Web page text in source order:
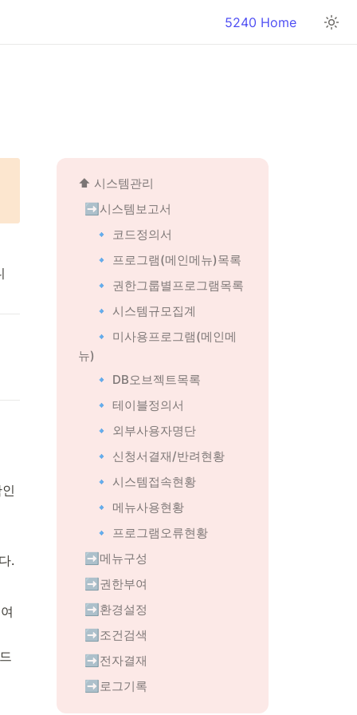
5240 Home
.
⬆️ 시스템관리
➡️시스템보고서
🔹 코드정의서
🔹 프로그램(메인메뉴)목록
🔹 권한그룹별프로그램목록
🔹 시스템규모집계
🔹 미사용프로그램(메인메
뉴)
🔹 DB오브젝트목록
🔹 테이블정의서
🔹 외부사용자명단
🔹 신청서결재/반려현황
🔹 시스템접속현황
🔹 메뉴사용현황
🔹 프로그램오류현황
➡️메뉴구성
➡️권한부여
➡️환경설정
➡️조건검색
➡️전자결재
➡️로그기록